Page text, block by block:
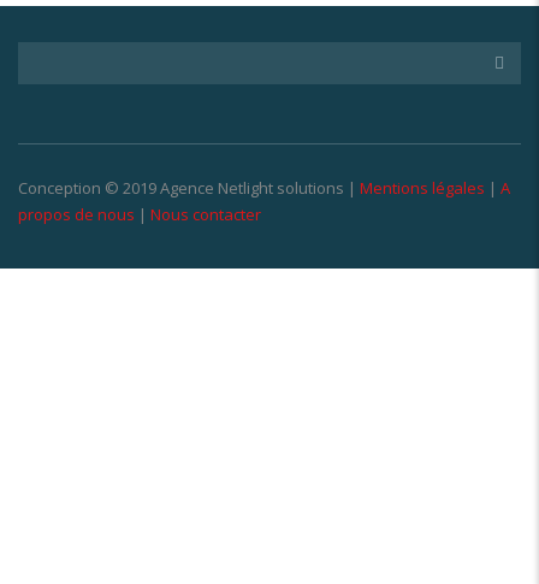
Conception © 2019 Agence Netlight solutions | Mentions légales | A
propos de nous | Nous contacter